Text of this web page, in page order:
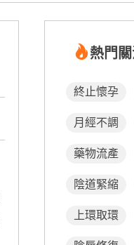
熱門
終止懷孕
月經不調
藥物流產
陰道緊縮
上環取環